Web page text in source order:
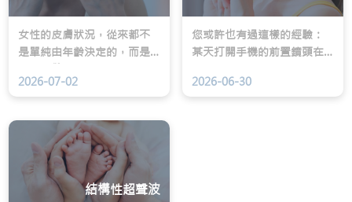
起一杯熱咖啡時，突然感到
手臂乏力？
女性的皮膚狀況，從來都不
是單純由年齡決定的，而是
密相連。皮膚科臨床上觀察
分為三個荷爾蒙相關的階
段，每個階段的主要困擾不
同，需要的應對策略也截然
有別。了解自己身處哪個階
段，才能真正做到「對症下
2026-07-02
您或許也有過這樣的經驗：
某天打開手機的前置鏡頭在
緊緻的下顎線變得模糊，甚
2026-06-30
結構性超聲波